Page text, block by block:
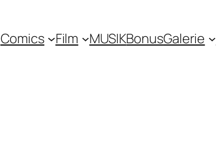
Comics Film MUSIKBonusGalerie